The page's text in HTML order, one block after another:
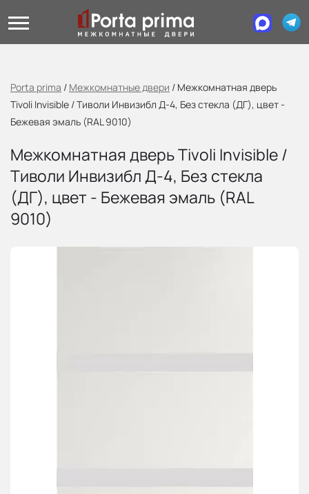
Porta prima / Межкомнатные двери / Межкомнатная дверь
Tivoli Invisible / Тиволи Инвизибл Д-4, Без стекла (ДГ), цвет -
Бежевая эмаль (RAL 9010)
Межкомнатная дверь Tivoli Invisible /
Тиволи Инвизибл Д-4, Без стекла
(ДГ), цвет - Бежевая эмаль (RAL
9010)